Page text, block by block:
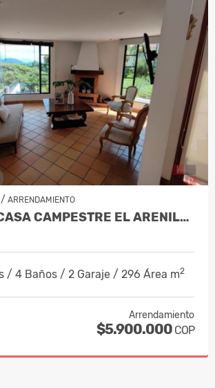
/ ARRENDAMIENTO
ARRIENDO CASA CAMPESTRE EL ARENILLO, MANIZALES, COD 9383894
/ 4 Baños / 2 Garaje / 296 Área m2
Arrendamiento
$5.900.000 COP